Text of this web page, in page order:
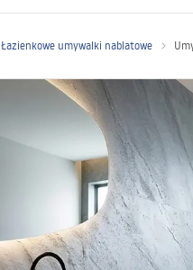
Łazienkowe umywalki nablatowe